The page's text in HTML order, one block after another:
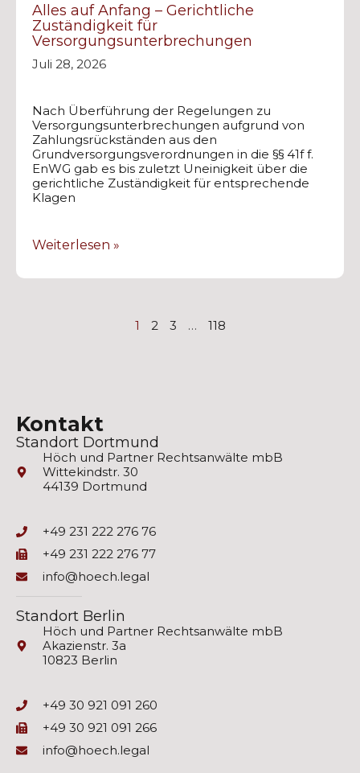
Alles auf Anfang – Gerichtliche
Zuständigkeit für
Versorgungsunterbrechungen
Juli 28, 2026
Nach Überführung der Regelungen zu
Versorgungsunterbrechungen aufgrund von
Zahlungsrückständen aus den
Grundversorgungsverordnungen in die §§ 41f f.
EnWG gab es bis zuletzt Uneinigkeit über die
gerichtliche Zuständigkeit für entsprechende
Klagen
Weiterlesen »
1 2 3 … 118
Kontakt
Standort Dortmund
Höch und Partner Rechtsanwälte mbB
Wittekindstr. 30
44139 Dortmund
+49 231 222 276 76
+49 231 222 276 77
info@hoech.legal
Standort Berlin
Höch und Partner Rechtsanwälte mbB
Akazienstr. 3a
10823 Berlin
+49 30 921 091 260
+49 30 921 091 266
info@hoech.legal